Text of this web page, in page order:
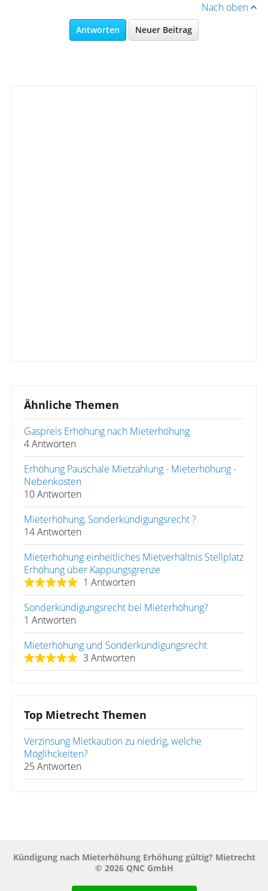
Nach oben
Antworten Neuer Beitrag
Ähnliche Themen
Gaspreis Erhöhung nach Mieterhöhung
4 Antworten
Erhöhung Pauschale Mietzahlung - Mieterhöhung -
Nebenkosten
10 Antworten
Mieterhöhung, Sonderkündigungsrecht ?
14 Antworten
Mieterhöhung einheitliches Mietverhältnis Stellplatz
Erhöhung über Kappungsgrenze
1 Antworten
Sonderkündigungsrecht bei Mieterhöhung?
1 Antworten
Mieterhöhung und Sonderkündigungsrecht
3 Antworten
Top Mietrecht Themen
Verzinsung Mietkaution zu niedrig, welche
Möglihckeiten?
25 Antworten
Kündigung nach Mieterhöhung Erhöhung gültig? Mietrecht
© 2026 QNC GmbH